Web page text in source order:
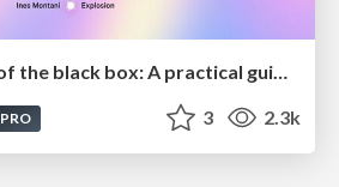
Taking LLMs out of the black box: A practical guide to human-in-the-loop distillation
PRO 3 2.3k